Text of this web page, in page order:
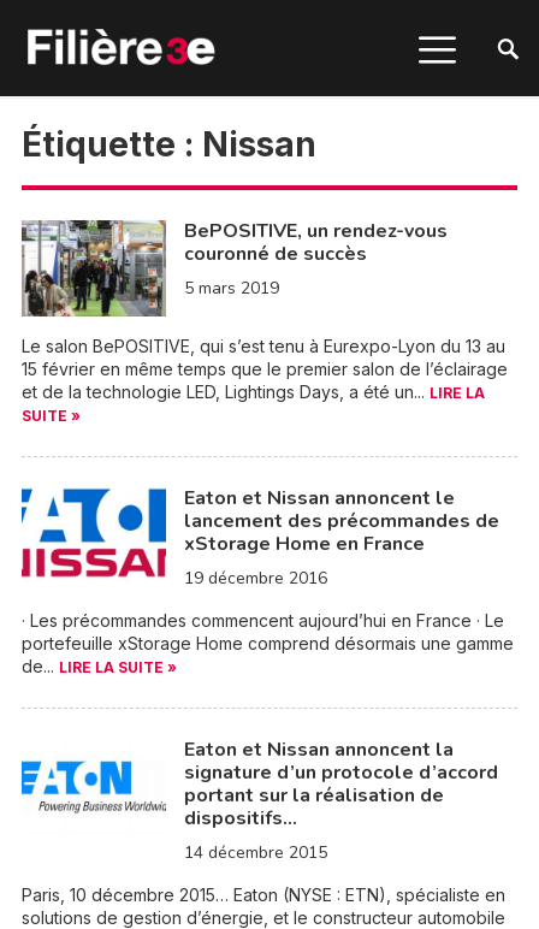
Étiquette : Nissan
BePOSITIVE, un rendez-vous
couronné de succès
5 mars 2019
Le salon BePOSITIVE, qui s’est tenu à Eurexpo-Lyon du 13 au
15 février en même temps que le premier salon de l’éclairage
et de la technologie LED, Lightings Days, a été un... LIRE LA
SUITE »
Eaton et Nissan annoncent le
lancement des précommandes de
xStorage Home en France
19 décembre 2016
· Les précommandes commencent aujourd’hui en France · Le
portefeuille xStorage Home comprend désormais une gamme
de... LIRE LA SUITE »
Eaton et Nissan annoncent la
signature d’un protocole d’accord
portant sur la réalisation de
dispositifs…
14 décembre 2015
Paris, 10 décembre 2015… Eaton (NYSE : ETN), spécialiste en
solutions de gestion d’énergie, et le constructeur automobile